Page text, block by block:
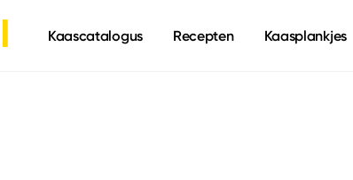
Kaascatalogus Recepten Kaasplankjes